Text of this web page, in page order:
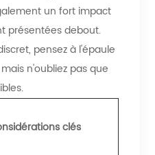
un fort impact
présentées debout.
pensez à l'épaule
n'oubliez pas que
clés